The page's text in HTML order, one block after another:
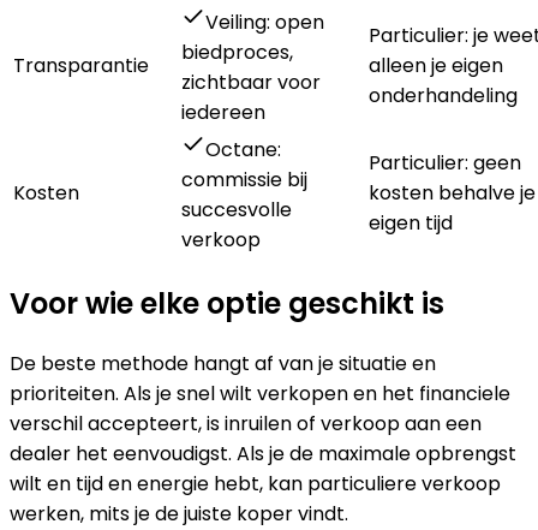
Transparantie
Veiling: open
biedproces,
zichtbaar voor
iedereen
Particulier: je
alleen je eigen
onderhandeling
Kosten
Octane:
commissie bij
succesvolle
verkoop
Particulier: geen
kosten behalve je
eigen tijd
Voor wie elke optie geschikt is
De beste methode hangt af van je situatie en
prioriteiten. Als je snel wilt verkopen en het financiele
verschil accepteert, is inruilen of verkoop aan een
dealer het eenvoudigst. Als je de maximale opbrengst
wilt en tijd en energie hebt, kan particuliere verkoop
werken, mits je de juiste koper vindt.